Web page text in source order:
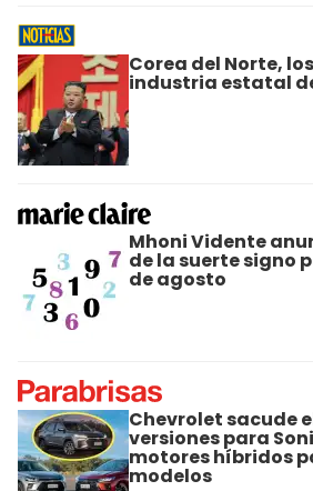
Corea del Norte,
industria estatal
Mhoni Vidente
de la suerte signo
de agosto
Chevrolet sacude
versiones para
motores híbridos
modelos